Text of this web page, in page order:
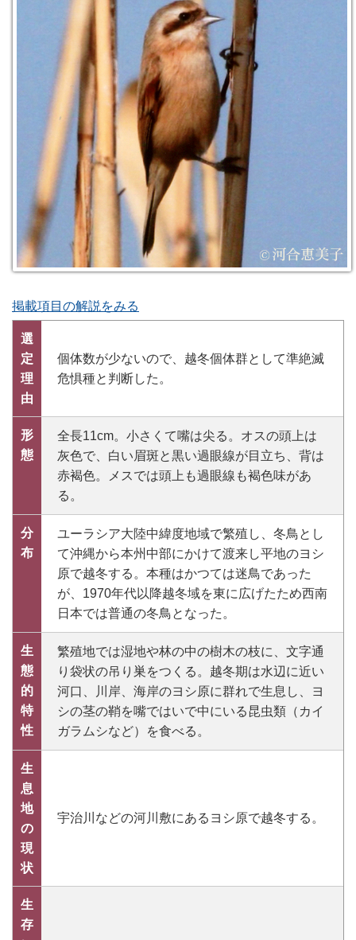
掲載項目の解説をみる
選
定
理
由
個体数が少ないので、越冬個体群として準絶滅
危惧種と判断した。
形
態
全長11cm。小さくて嘴は尖る。オスの頭上は
灰色で、白い眉斑と黒い過眼線が目立ち、背は
赤褐色。メスでは頭上も過眼線も褐色味があ
る。
分
布
ユーラシア大陸中緯度地域で繁殖し、冬鳥とし
て沖縄から本州中部にかけて渡来し平地のヨシ
原で越冬する。本種はかつては迷鳥であった
が、1970年代以降越冬域を東に広げたため西南
日本では普通の冬鳥となった。
生
態
的
特
性
繁殖地では湿地や林の中の樹木の枝に、文字通
り袋状の吊り巣をつくる。越冬期は水辺に近い
河口、川岸、海岸のヨシ原に群れで生息し、ヨ
シの茎の鞘を嘴ではいで中にいる昆虫類（カイ
ガラムシなど）を食べる。
生
息
地
の
現
状
宇治川などの河川敷にあるヨシ原で越冬する。
生
存